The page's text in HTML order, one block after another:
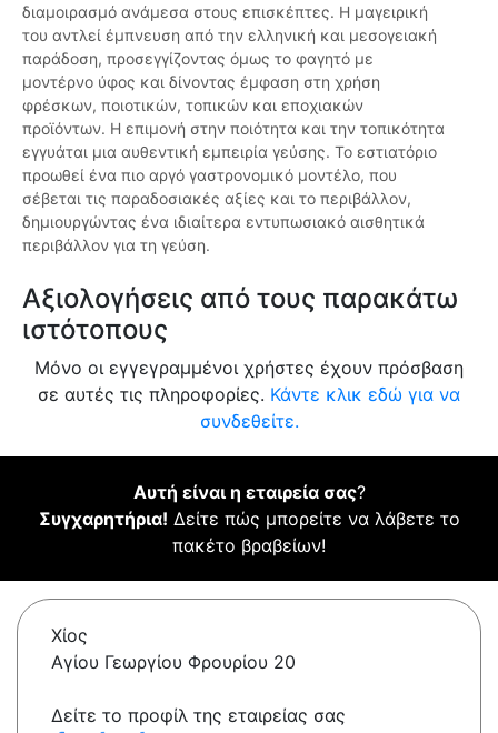
διαμοιρασμό ανάμεσα στους επισκέπτες. Η μαγειρική
του αντλεί έμπνευση από την ελληνική και μεσογειακή
παράδοση, προσεγγίζοντας όμως το φαγητό με
μοντέρνο ύφος και δίνοντας έμφαση στη χρήση
φρέσκων, ποιοτικών, τοπικών και εποχιακών
προϊόντων. Η επιμονή στην ποιότητα και την τοπικότητα
εγγυάται μια αυθεντική εμπειρία γεύσης. Το εστιατόριο
προωθεί ένα πιο αργό γαστρονομικό μοντέλο, που
σέβεται τις παραδοσιακές αξίες και το περιβάλλον,
δημιουργώντας ένα ιδιαίτερα εντυπωσιακό αισθητικά
περιβάλλον για τη γεύση.
Αξιολογήσεις από τους παρακάτω
ιστότοπους
Μόνο οι εγγεγραμμένοι χρήστες έχουν πρόσβαση
σε αυτές τις πληροφορίες. Κάντε κλικ εδώ για να
συνδεθείτε.
Αυτή είναι η εταιρεία σας?
Συγχαρητήρια! Δείτε πώς μπορείτε να λάβετε το
πακέτο βραβείων!
Χίος
Αγίου Γεωργίου Φρουρίου 20
Δείτε το προφίλ της εταιρείας σας